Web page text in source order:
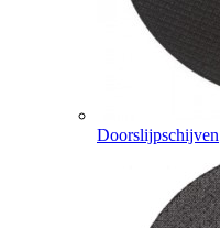
Doorslijpschijven